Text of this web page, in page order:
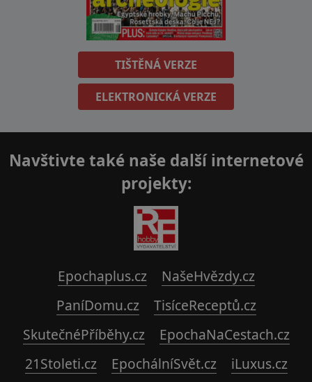
TIŠTĚNÁ VERZE
ELEKTRONICKÁ VERZE
Navštivte také naše další internetové
projekty:
Epochaplus.cz
NašeHvězdy.cz
PaníDomu.cz
TisíceReceptů.cz
SkutečnéPříběhy.cz
EpochaNaCestach.cz
21Stoleti.cz
EpochálníSvět.cz iLuxus.cz